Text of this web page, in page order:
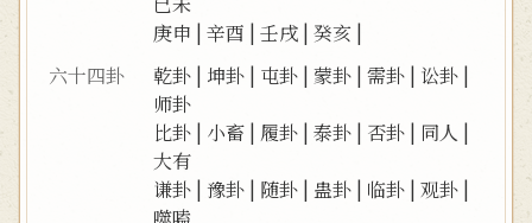
庚申 |辛酉 |壬戌 |癸亥 |
六十四卦
乾卦 | 坤卦 | 屯卦 |蒙卦 |需卦 | 讼卦 |
师卦
比卦 | 小畜 | 履卦 |泰卦 | 否卦 | 同人 |
大有
谦卦 |豫卦 | 随卦 | 蛊卦 | 临卦 |观卦 |